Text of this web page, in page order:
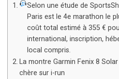
Selon une étude de
Paris est le 4e marathon le
coût total estimé à 355 €
international, inscription,
local compris.
La montre Garmin Fenix 8
chère sur i-run